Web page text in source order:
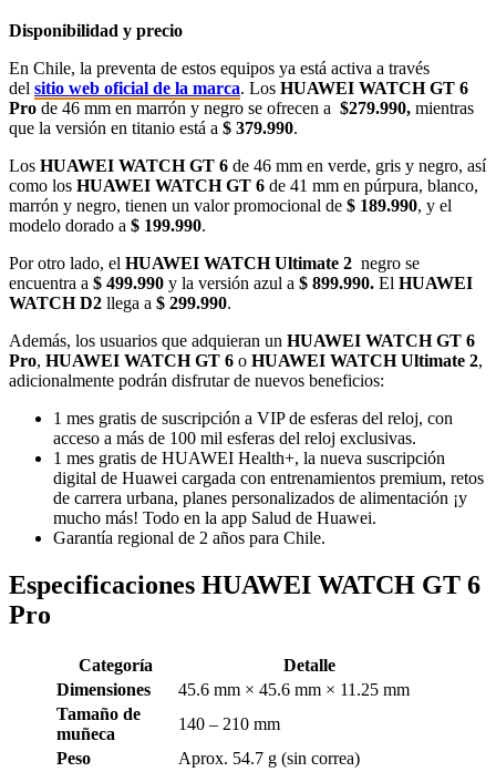
Disponibilidad y precio
En Chile, la preventa de estos equipos ya está activa a través
del sitio web oficial de la marca. Los HUAWEI WATCH GT 6
Pro de 46 mm en marrón y negro se ofrecen a $279.990, mientras
que la versión en titanio está a $ 379.990.
Los HUAWEI WATCH GT 6 de 46 mm en verde, gris y negro, así
como los HUAWEI WATCH GT 6 de 41 mm en púrpura, blanco,
marrón y negro, tienen un valor promocional de $ 189.990, y el
modelo dorado a $ 199.990.
Por otro lado, el HUAWEI WATCH Ultimate 2 ​ negro se
encuentra a $ 499.990 y la versión azul a $ 899.990. El HUAWEI
WATCH D2 llega a $ 299.990.
Además, los usuarios que adquieran un HUAWEI WATCH GT 6
Pro, HUAWEI WATCH GT 6 o HUAWEI WATCH Ultimate 2,
adicionalmente podrán disfrutar de nuevos beneficios:
1 mes gratis de suscripción a VIP de esferas del reloj, con
acceso a más de 100 mil esferas del reloj exclusivas.
1 mes gratis de HUAWEI Health+, la nueva suscripción
digital de Huawei cargada con entrenamientos premium, retos
de carrera urbana, planes personalizados de alimentación ¡y
mucho más! Todo en la app Salud de Huawei.
Garantía regional de 2 años para Chile.
Especificaciones HUAWEI WATCH GT 6
Pro
Categoría
Detalle
Dimensiones
45.6 mm × 45.6 mm × 11.25 mm
Tamaño de
muñeca
140 – 210 mm
Peso
Aprox. 54.7 g (sin correa)